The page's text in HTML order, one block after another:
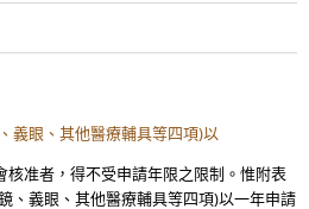
義眼、其他醫療輔具等四項)以
核准者，得不受申請年限之限制。惟附表
、義眼、其他醫療輔具等四項)以一年申請